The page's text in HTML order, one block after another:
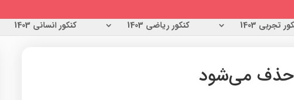
تجربی 1403 کنکور ریاضی 1403 کنکور انسانی 1403
می‌شود